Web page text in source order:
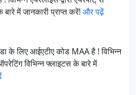
में जानकारी प्राप्त करें! और पढ़ें
के लिए आईएटीए कोड MAA है ! विभिन्न
विभिन्न फ्लाइटस के बारे में